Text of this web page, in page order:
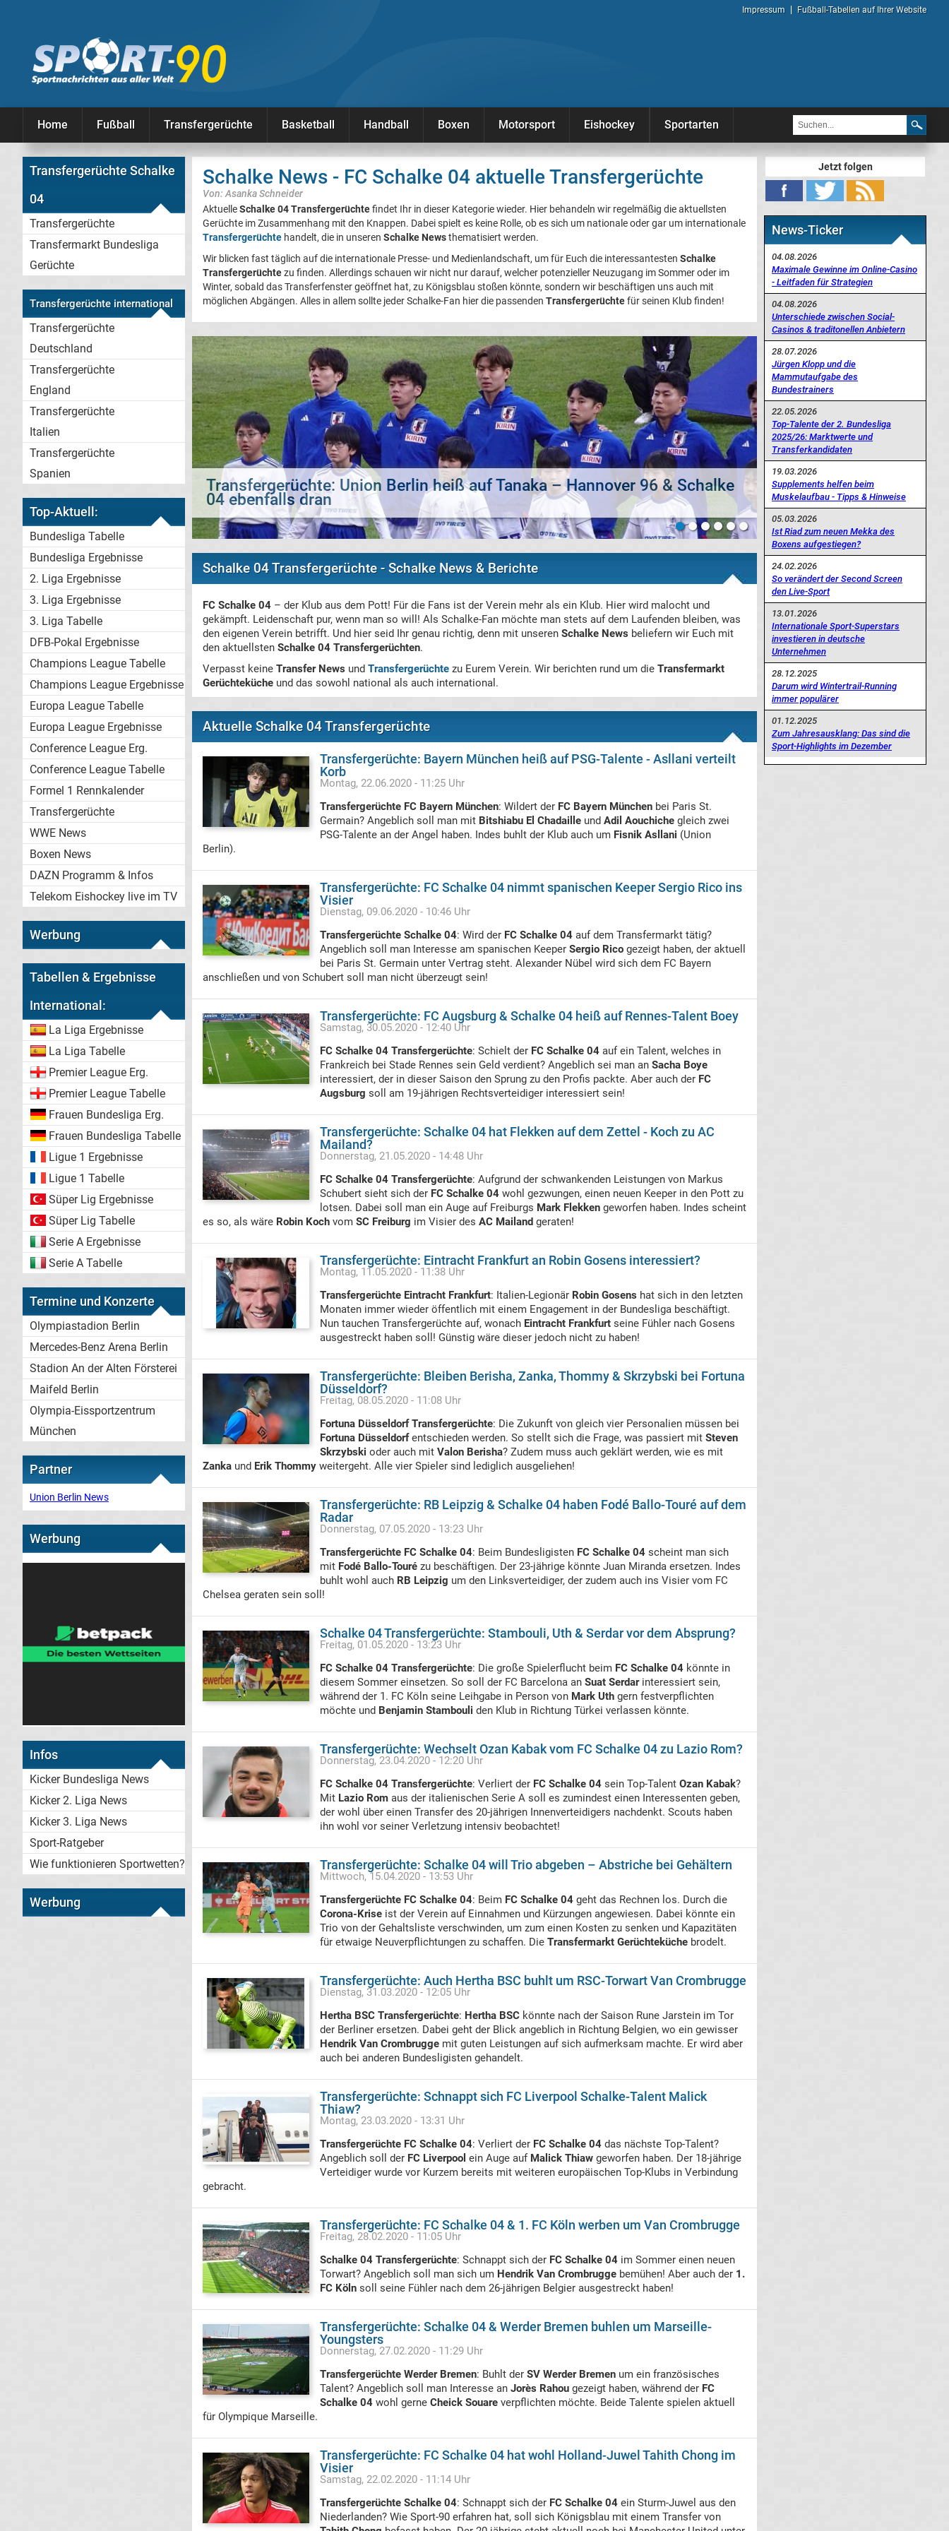
Impressum Fußball-Tabellen auf Ihrer Website
Home Fußball Transfergerüchte Basketball Handball Boxen Motorsport Eishockey Sportarten
Transfergerüchte Schalke
04
Transfergerüchte
Transfermarkt Bundesliga
Gerüchte
Transfergerüchte international
Transfergerüchte
Deutschland
Transfergerüchte
England
Transfergerüchte
Italien
Transfergerüchte
Spanien
Top-Aktuell:
Bundesliga Tabelle
Bundesliga Ergebnisse
2. Liga Ergebnisse
3. Liga Ergebnisse
3. Liga Tabelle
DFB-Pokal Ergebnisse
Champions League Tabelle
Champions League Ergebnisse
Europa League Tabelle
Europa League Ergebnisse
Conference League Erg.
Conference League Tabelle
Formel 1 Rennkalender
Transfergerüchte
WWE News
Boxen News
DAZN Programm & Infos
Telekom Eishockey live im TV
Werbung
Tabellen & Ergebnisse
International:
La Liga Ergebnisse
La Liga Tabelle
Premier League Erg.
Premier League Tabelle
Frauen Bundesliga Erg.
Frauen Bundesliga Tabelle
Ligue 1 Ergebnisse
Ligue 1 Tabelle
Süper Lig Ergebnisse
Süper Lig Tabelle
Serie A Ergebnisse
Serie A Tabelle
Termine und Konzerte
Olympiastadion Berlin
Mercedes-Benz Arena Berlin
Stadion An der Alten Försterei
Maifeld Berlin
Olympia-Eissportzentrum
München
Partner
Union Berlin News
Werbung
Infos
Kicker Bundesliga News
Kicker 2. Liga News
Kicker 3. Liga News
Sport-Ratgeber
Wie funktionieren Sportwetten?
Werbung
Schalke News - FC Schalke 04 aktuelle Transfergerüchte
Von: Asanka Schneider
AktuelleSchalke 04 Transfergerüchtefindet Ihr in dieser Kategorie wieder. Hier behandeln wir regelmäßig die aktuellsten
Gerüchte im Zusammenhang mit den Knappen. Dabei spielt es keine Rolle, ob es sich um nationale oder gar um internationale
Transfergerüchte handelt, die in unseren Schalke Newsthematisiert werden.
Wir blicken fast täglich auf die internationale Presse- und Medienlandschaft, um für Euch die interessantesten Schalke
Transfergerüchtezu finden. Allerdings schauen wir nicht nur darauf, welcher potenzieller Neuzugang im Sommer oder im
Winter, sobald das Transferfenster geöffnet hat, zu Königsblau stoßen könnte, sondern wir beschäftigen uns auch mit
möglichen Abgängen. Alles in allem sollte jeder Schalke-Fan hier die passenden Transfergerüchtefür seinen Klub finden!
Transfergerüchte: Schalke 04 & SV Elversberg buhlen um Stürmer Capita
Schalke 04 Transfergerüchte - Schalke News & Berichte
FC Schalke 04 – der Klub aus dem Pott! Für die Fans ist der Verein mehr als ein Klub. Hier wird malocht und
gekämpft. Leidenschaft pur, wenn man so will! Als Schalke-Fan möchte man stets auf dem Laufenden bleiben, was
den eigenen Verein betrifft. Und hier seid Ihr genau richtig, denn mit unseren Schalke News beliefern wir Euch mit
den aktuellsten Schalke 04 Transfergerüchten.
Verpasst keine Transfer News und Transfergerüchte zu Eurem Verein. Wir berichten rund um die Transfermarkt
Gerüchteküche und das sowohl national als auch international.
Aktuelle Schalke 04 Transfergerüchte
Transfergerüchte: Bayern München heiß auf PSG-Talente - Asllani verteilt
Korb
Montag, 22.06.2020 - 11:25 Uhr
Transfergerüchte FC Bayern München: Wildert der FC Bayern München bei Paris St.
Germain? Angeblich soll man mit Bitshiabu El Chadaille und Adil Aouchiche gleich zwei
PSG-Talente an der Angel haben. Indes buhlt der Klub auch um Fisnik Asllani (Union
Berlin).
Transfergerüchte: FC Schalke 04 nimmt spanischen Keeper Sergio Rico ins
Visier
Dienstag, 09.06.2020 - 10:46 Uhr
Transfergerüchte Schalke 04: Wird der FC Schalke 04 auf dem Transfermarkt tätig?
Angeblich soll man Interesse am spanischen Keeper Sergio Rico gezeigt haben, der aktuell
bei Paris St. Germain unter Vertrag steht. Alexander Nübel wird sich dem FC Bayern
anschließen und von Schubert soll man nicht überzeugt sein!
Transfergerüchte: FC Augsburg & Schalke 04 heiß auf Rennes-Talent Boey
Samstag, 30.05.2020 - 12:40 Uhr
FC Schalke 04 Transfergerüchte: Schielt der FC Schalke 04 auf ein Talent, welches in
Frankreich bei Stade Rennes sein Geld verdient? Angeblich sei man an Sacha Boye
interessiert, der in dieser Saison den Sprung zu den Profis packte. Aber auch der FC
Augsburg soll am 19-jährigen Rechtsverteidiger interessiert sein!
Transfergerüchte: Schalke 04 hat Flekken auf dem Zettel - Koch zu AC
Mailand?
Donnerstag, 21.05.2020 - 14:48 Uhr
FC Schalke 04 Transfergerüchte: Aufgrund der schwankenden Leistungen von Markus
Schubert sieht sich der FC Schalke 04 wohl gezwungen, einen neuen Keeper in den Pott zu
lotsen. Dabei soll man ein Auge auf Freiburgs Mark Flekken geworfen haben. Indes scheint
es so, als wäre Robin Koch vom SC Freiburg im Visier des AC Mailand geraten!
Transfergerüchte: Eintracht Frankfurt an Robin Gosens interessiert?
Montag, 11.05.2020 - 11:38 Uhr
Transfergerüchte Eintracht Frankfurt: Italien-Legionär Robin Gosens hat sich in den letzten
Monaten immer wieder öffentlich mit einem Engagement in der Bundesliga beschäftigt.
Nun tauchen Transfergerüchte auf, wonach Eintracht Frankfurt seine Fühler nach Gosens
ausgestreckt haben soll! Günstig wäre dieser jedoch nicht zu haben!
Transfergerüchte: Bleiben Berisha, Zanka, Thommy & Skrzybski bei Fortuna
Düsseldorf?
Freitag, 08.05.2020 - 11:08 Uhr
Fortuna Düsseldorf Transfergerüchte: Die Zukunft von gleich vier Personalien müssen bei
Fortuna Düsseldorfentschieden werden. So stellt sich die Frage, was passiert mit Steven
Skrzybski oder auch mit Valon Berisha? Zudem muss auch geklärt werden, wie es mit
Zanka und Erik Thommy weitergeht. Alle vier Spieler sind lediglich ausgeliehen!
Transfergerüchte: RB Leipzig & Schalke 04 haben Fodé Ballo-Touré auf dem
Radar
Donnerstag, 07.05.2020 - 13:23 Uhr
Transfergerüchte FC Schalke 04: Beim Bundesligisten FC Schalke 04 scheint man sich
mit Fodé Ballo-Touré zu beschäftigen. Der 23-jährige könnte Juan Miranda ersetzen. Indes
buhlt wohl auch RB Leipzig um den Linksverteidiger, der zudem auch ins Visier vom FC
Chelsea geraten sein soll!
Schalke 04 Transfergerüchte: Stambouli, Uth & Serdar vor dem Absprung?
Freitag, 01.05.2020 - 13:23 Uhr
FC Schalke 04 Transfergerüchte: Die große Spielerflucht beim FC Schalke 04 könnte in
diesem Sommer einsetzen. So soll der FC Barcelona an Suat Serdarinteressiert sein,
während der 1. FC Köln seine Leihgabe in Person von Mark Uth gern festverpflichten
möchte und Benjamin Stambouli den Klub in Richtung Türkei verlassen könnte.
Transfergerüchte: Wechselt Ozan Kabak vom FC Schalke 04 zu Lazio Rom?
Donnerstag, 23.04.2020 - 12:20 Uhr
FC Schalke 04 Transfergerüchte: Verliert der FC Schalke 04 sein Top-Talent Ozan Kabak?
Mit Lazio Rom aus der italienischen Serie A soll es zumindest einen Interessenten geben,
der wohl über einen Transfer des 20-jährigen Innenverteidigers nachdenkt. Scouts haben
ihn wohl vor seiner Verletzung intensiv beobachtet!
Transfergerüchte: Schalke 04 will Trio abgeben – Abstriche bei Gehältern
Mittwoch, 15.04.2020 - 13:53 Uhr
Transfergerüchte FC Schalke 04: Beim FC Schalke 04 geht das Rechnen los. Durch die
Corona-Krise ist der Verein auf Einnahmen und Kürzungen angewiesen. Dabei könnte ein
Trio von der Gehaltsliste verschwinden, um zum einen Kosten zu senken und Kapazitäten
für etwaige Neuverpflichtungen zu schaffen. Die Transfermarkt Gerüchteküche brodelt.
Transfergerüchte: Auch Hertha BSC buhlt um RSC-Torwart Van Crombrugge
Dienstag, 31.03.2020 - 12:05 Uhr
Hertha BSC Transfergerüchte: Hertha BSC könnte nach der Saison Rune Jarstein im Tor
der Berliner ersetzen. Dabei geht der Blick angeblich in Richtung Belgien, wo ein gewisser
Hendrik Van Crombrugge mit guten Leistungen auf sich aufmerksam machte. Er wird aber
auch bei anderen Bundesligisten gehandelt.
Transfergerüchte: Schnappt sich FC Liverpool Schalke-Talent Malick
Thiaw?
Montag, 23.03.2020 - 13:31 Uhr
Transfergerüchte FC Schalke 04: Verliert der FC Schalke 04 das nächste Top-Talent?
Angeblich soll der FC Liverpool ein Auge auf Malick Thiaw geworfen haben. Der 18-jährige
Verteidiger wurde vor Kurzem bereits mit weiteren europäischen Top-Klubs in Verbindung
gebracht.
Transfergerüchte: FC Schalke 04 & 1. FC Köln werben um Van Crombrugge
Freitag, 28.02.2020 - 11:05 Uhr
Schalke 04 Transfergerüchte: Schnappt sich der FC Schalke 04 im Sommer einen neuen
Torwart? Angeblich soll man sich um Hendrik Van Crombrugge bemühen! Aber auch der 1.
FC Köln soll seine Fühler nach dem 26-jährigen Belgier ausgestreckt haben!
Transfergerüchte: Schalke 04 & Werder Bremen buhlen um Marseille-
Youngsters
Donnerstag, 27.02.2020 - 11:29 Uhr
Transfergerüchte Werder Bremen: Buhlt der SV Werder Bremen um ein französisches
Talent? Angeblich soll man Interesse an Jorès Rahou gezeigt haben, während der FC
Schalke 04 wohl gerne Cheick Souare verpflichten möchte. Beide Talente spielen aktuell
für Olympique Marseille.
Transfergerüchte: FC Schalke 04 hat wohl Holland-Juwel Tahith Chong im
Visier
Samstag, 22.02.2020 - 11:14 Uhr
Transfergerüchte Schalke 04: Schnappt sich der FC Schalke 04 ein Sturm-Juwel aus den
Niederlanden? Wie Sport-90 erfahren hat, soll sich Königsblau mit einem Transfer von
Jetzt folgen
News-Ticker
04.08.2026
Maximale Gewinne im Online-Casino
- Leitfaden für Strategien
04.08.2026
Unterschiede zwischen Social-
Casinos & traditonellen Anbietern
28.07.2026
Jürgen Klopp und die
Mammutaufgabe des
Bundestrainers
22.05.2026
Top-Talente der 2. Bundesliga
2025/26: Marktwerte und
Transferkandidaten
19.03.2026
Supplements helfen beim
Muskelaufbau - Tipps & Hinweise
05.03.2026
Ist Riad zum neuen Mekka des
Boxens aufgestiegen?
24.02.2026
So verändert der Second Screen
den Live-Sport
13.01.2026
Internationale Sport-Superstars
investieren in deutsche
Unternehmen
28.12.2025
Darum wird Wintertrail-Running
immer populärer
01.12.2025
Zum Jahresausklang: Das sind die
Sport-Highlights im Dezember